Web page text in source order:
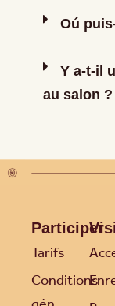
Oú
Y a-t-il
au salon ?
Participer
Tarifs
Conditions